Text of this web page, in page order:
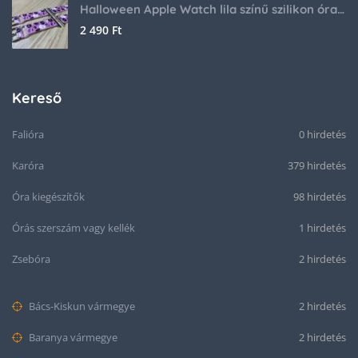
Halloween Apple Watch lila színű szilikon óraszíj
2 490 Ft
Kereső
Falióra 0 hirdetés
Karóra 379 hirdetés
Óra kiegészítők 98 hirdetés
Órás szerszám vagy kellék 1 hirdetés
Zsebóra 2 hirdetés
Bács-Kiskun vármegye 2 hirdetés
Baranya vármegye 2 hirdetés